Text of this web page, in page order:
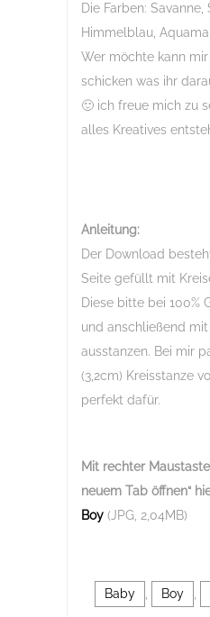
Die Farben: Savanne,
Himmelblau,
Wer möchte kann
schicken was ihr
🙂 ich freue mich zu
alles Kreatives
Anleitung:
Der Download
Seite gefüllt mit
Diese bitte bei 100%
und anschließend
ausstanzen. Bei mir
(3,2cm) Kreisstanze
perfekt dafür.
Mit rechter
neuem Tab öffnen“
Boy (JPG, 2,04MB)
Baby Boy